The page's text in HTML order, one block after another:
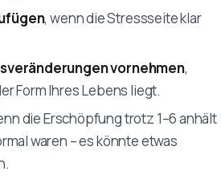
, wenn die Stressseite klar
vornehmen,
Form Ihres Lebens liegt.
die Erschöpfung trotz 1–6 anhält
waren – es könnte etwas